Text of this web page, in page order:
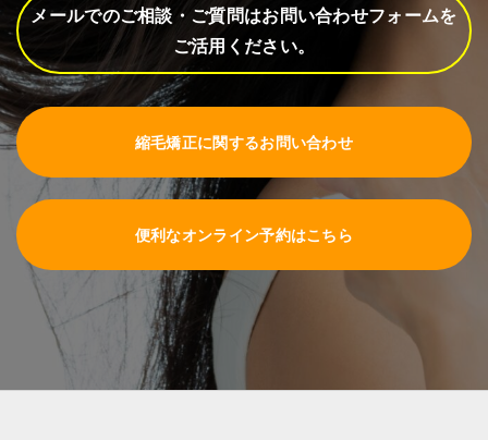
メールでのご相談・ご質問はお問い合わせフォームを
ご活用ください。
縮毛矯正に関するお問い合わせ
便利なオンライン予約はこちら